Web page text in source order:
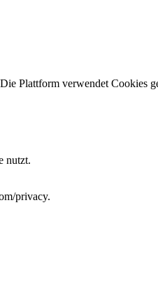
Plattform verwendet Cookies
nutzt.
privacy.